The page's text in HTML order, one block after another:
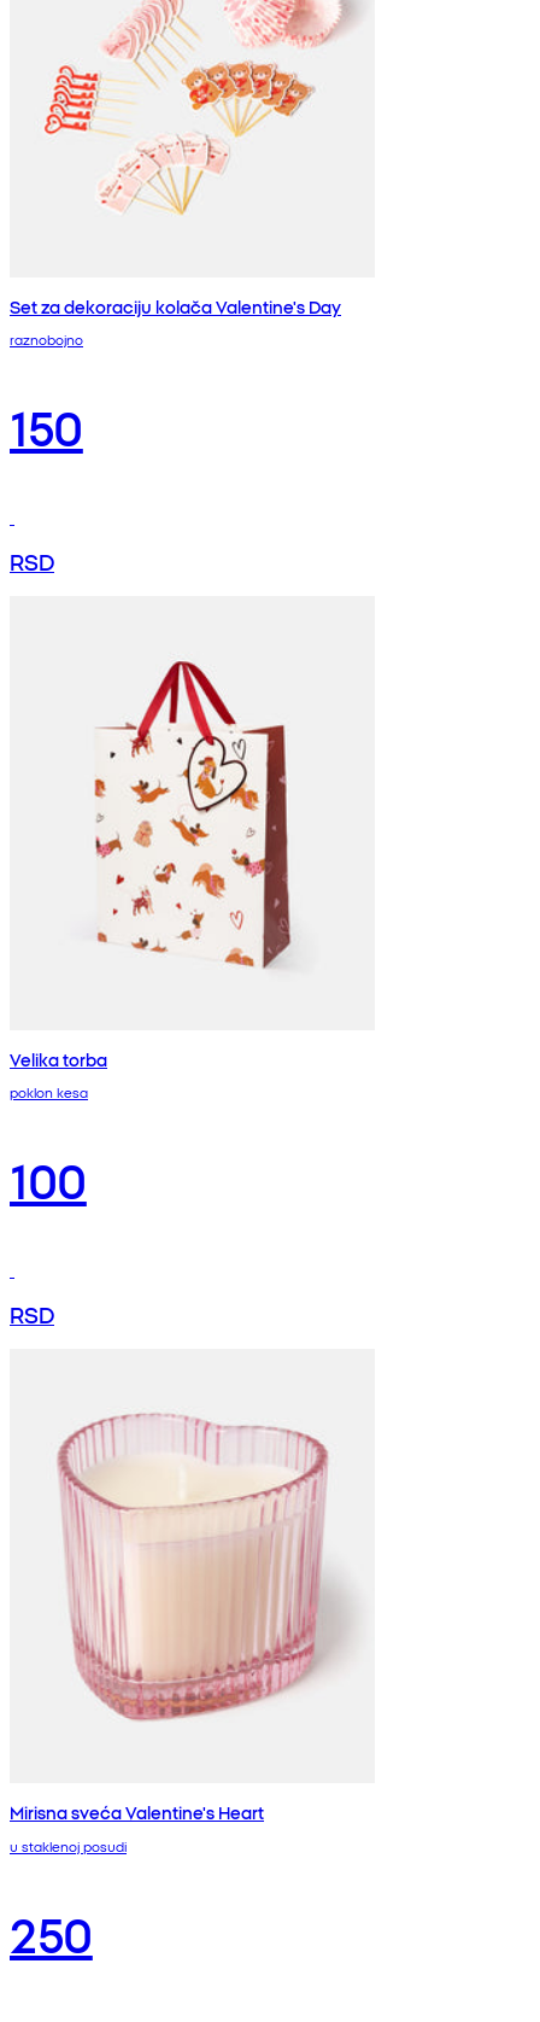
Set za dekoraciju kolača Valentine's Day
raznobojno
150
RSD
Velika torba
poklon kesa
100
RSD
Mirisna sveća Valentine's Heart
u staklenoj posudi
250